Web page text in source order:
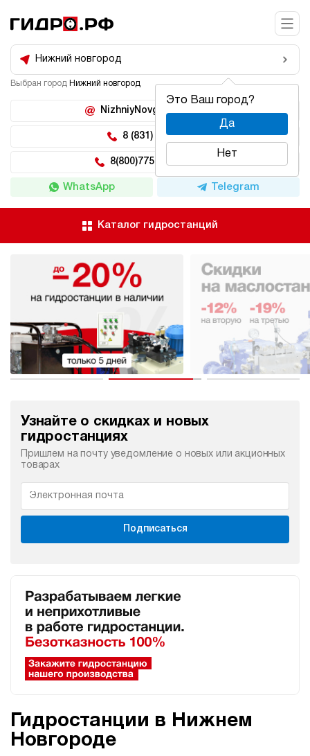
Нижний новгород
Это Ваш город?
Да
Нет
Выбран город Нижний новгород
NizhniyNovgorod@hidro.ru
8 (831) 266-47-71
8(800)775-04-62 доб 5
WhatsApp Telegram
Каталог гидростанций
Узнайте о скидках и новых
гидростанциях
Пришлем на почту уведомление о новых или акционных
товарах
Подписаться
Гидростанции в Нижнем
Новгороде